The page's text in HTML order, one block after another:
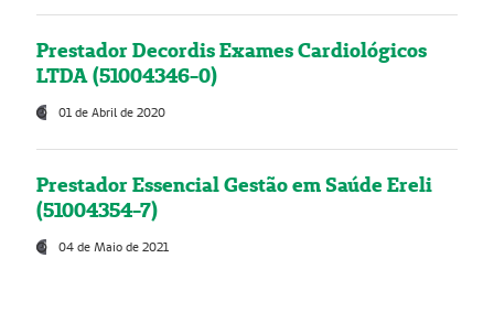
Prestador Decordis Exames Cardiológicos
LTDA (51004346-0)
01 de Abril de 2020
Prestador Essencial Gestão em Saúde Ereli
(51004354-7)
04 de Maio de 2021